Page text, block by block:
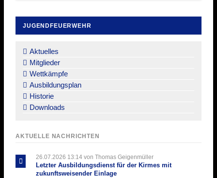
JUGENDFEUERWEHR
überspringen
Aktuelles
Mitglieder
Wettkämpfe
Ausbildungsplan
Historie
Downloads
AKTUELLE NACHRICHTEN
26.07.2026 13:14von Thomas Geigenmüller
Letzter Ausbildungsdienst für der Kirmes mit
zukunftsweisender Einlage